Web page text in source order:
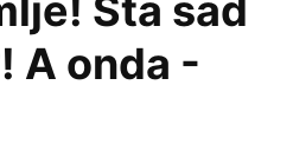
Šta sad
A onda -